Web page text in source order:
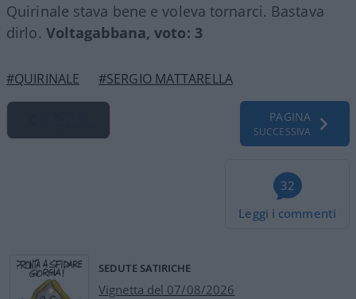
Quirinale stava bene e voleva tornarci. Bastava
dirlo. Voltagabbana, voto: 3
#QUIRINALE #SERGIO MATTARELLA
PAGINA
SUCCESSIVA
32
Leggi i commenti
SEDUTE SATIRICHE
Vignetta del 07/08/2026